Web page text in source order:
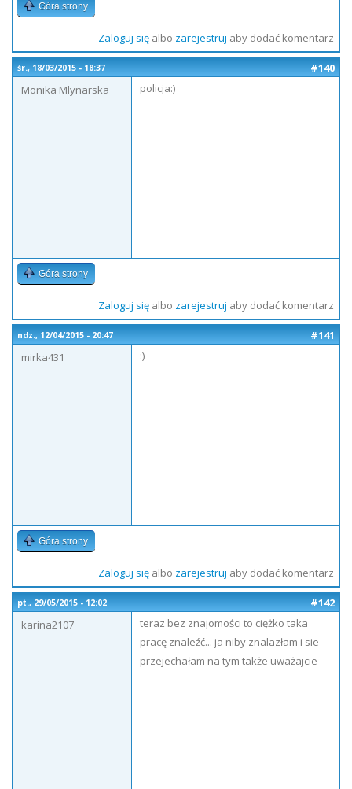
Góra strony
Zaloguj sięalbo zarejestruj aby dodać komentarz
śr., 18/03/2015 - 18:37
#140
Monika Mlynarska
policja:)
Góra strony
Zaloguj sięalbo zarejestruj aby dodać komentarz
ndz., 12/04/2015 - 20:47
#141
mirka431
:)
Góra strony
Zaloguj sięalbo zarejestruj aby dodać komentarz
pt., 29/05/2015 - 12:02
#142
karina2107
teraz bez znajomości to ciężko taka
pracę znaleźć... ja niby znalazłam i sie
przejechałam na tym także uważajcie